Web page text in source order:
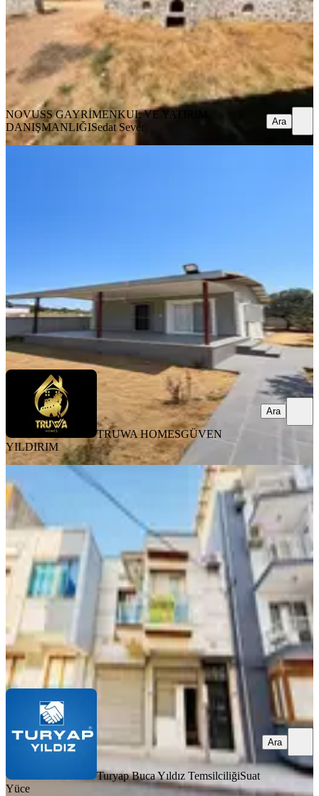
4.675.000 ₺
NOVUSS GAYRİMENKUL VE YATIRIM
DANIŞMANLIĞISedat Sever
NOVUSS GAYRİMENKUL VE YATIRIM
DANIŞMANLIĞISedat Sever Ara
Ara
TRUWA HOMESGÜVEN
YILDIRIM
Ara
MANZARALI
Buca Göksu Mah 2 Katlı 2+1 (1 Daire
+ 1 Dükkan) Komple Bina
Buca, Göksu Mahallesi
2+1·112 m²·03.08.2026
8.500.000 ₺
Turyap Buca Yıldız Temsilciliği Suat Yüce
Ara
Turyap Buca Yıldız TemsilciliğiSuat
Yüce
Ara